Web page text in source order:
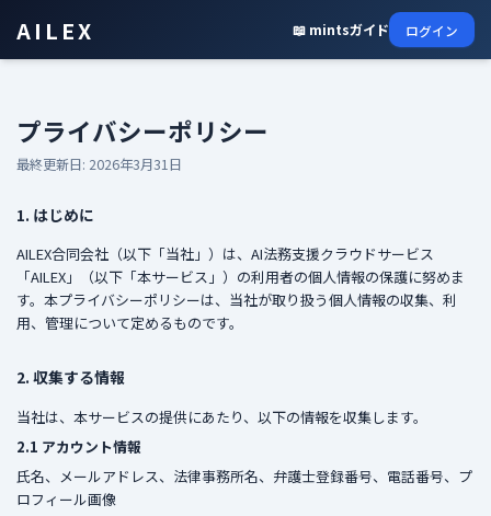
AILEX 📖 mintsガイド ログイン
プライバシーポリシー
最終更新日: 2026年3月31日
1. はじめに
AILEX合同会社（以下「当社」）は、AI法務支援クラウドサービス
「AILEX」（以下「本サービス」）の利用者の個人情報の保護に努めま
す。本プライバシーポリシーは、当社が取り扱う個人情報の収集、利
用、管理について定めるものです。
2. 収集する情報
当社は、本サービスの提供にあたり、以下の情報を収集します。
2.1 アカウント情報
氏名、メールアドレス、法律事務所名、弁護士登録番号、電話番号、プ
ロフィール画像